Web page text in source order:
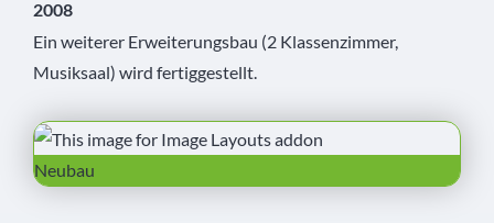
2008
Ein weiterer Erweiterungsbau (2 Klassenzimmer,
Musiksaal) wird fertiggestellt.
Neubau